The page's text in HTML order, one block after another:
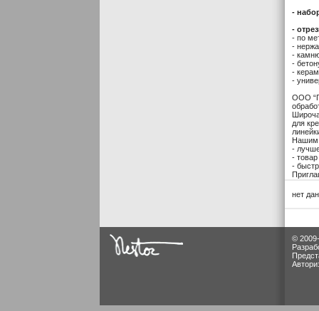
-
-
- по
-
-
-
-
-
ООО
для
Нашим
-
-
-
нет
©